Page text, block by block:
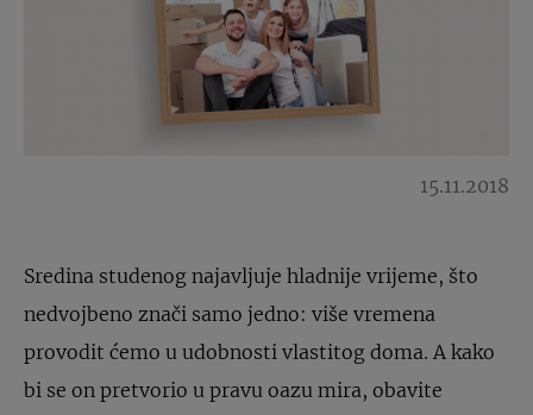
15.11.2018
Sredina studenog najavljuje hladnije vrijeme, što
nedvojbeno znači samo jedno: više vremena
provodit ćemo u udobnosti vlastitog doma. A kako
bi se on pretvorio u pravu oazu mira, obavite